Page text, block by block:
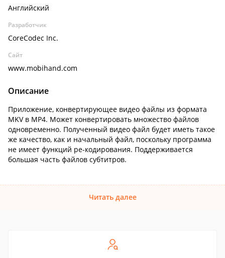
Английский
Разработчик
CoreCodec Inc.
Сайт
www.mobihand.com
Описание
Приложение, конвертирующее видео файлы из формата
MKV в MP4. Может конвертировать множество файлов
одновременно. Полученный видео файл будет иметь такое
же качество, как и начальный файл, поскольку программа
не имеет функций ре-кодирования. Поддерживается
большая часть файлов субтитров.
Читать далее